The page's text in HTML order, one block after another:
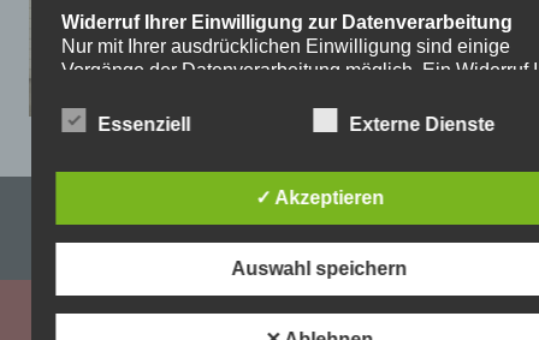
Impressum & Datenschutzerklärung
Widerruf Ihrer Einwilligung zur Datenverarbeitung
Nur mit Ihrer ausdrücklichen Einwilligung sind einige
Vorgänge der Datenverarbeitung möglich. Ein Widerruf
Widerruf genügt eine formlose Mitteilung per E-Mail. Die
Recht auf Beschwerde bei der zuständigen
Aufsichtsbehörde
Als Betroffener steht Ihnen im Falle eines
der zuständigen Aufsichtsbehörde zu. Zuständige
Aufsichtsbehörde bezüglich datenschutzrechtlicher
Essenziell Externe Dienste
✓ Akzeptieren
Auswahl speichern